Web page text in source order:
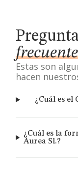
Estas son
hacen
¿Cuál es el
¿Cuál es la
Aurea Sl.?